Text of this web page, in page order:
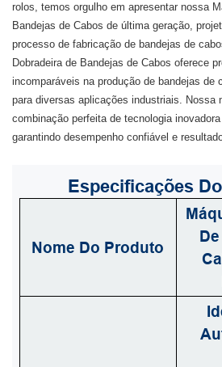
rolos, temos orgulho em apresentar nossa
Bandejas de Cabos de última geração,
processo de fabricação de bandejas de
Dobradeira de Bandejas de Cabos oferece
incomparáveis ​​na produção de bandejas de
para diversas aplicações industriais. Nossa
combinação perfeita de tecnologia
garantindo desempenho confiável e
Especificações
Nome Do Produto